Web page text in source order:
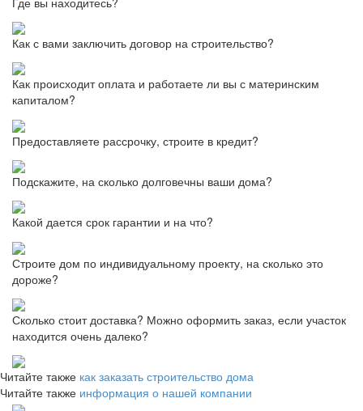
Как с вами заключить договор на строительство?
Как происходит оплата и работаете ли вы с материнским
капиталом?
Предоставляете рассрочку, строите в кредит?
Подскажите, на сколько долговечны ваши дома?
Какой дается срок гарантии и на что?
Строите дом по индивидуальному проекту, на сколько это
дороже?
Сколько стоит доставка? Можно оформить заказ, если участок
находится очень далеко?
Читайте также как заказать строительство дома
Читайте также информация о нашей компании